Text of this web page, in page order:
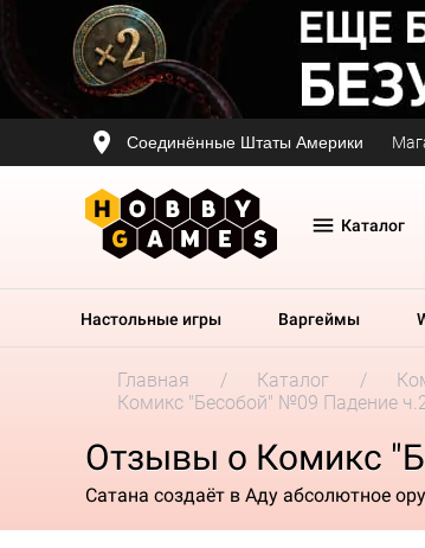
Соединённые Штаты Америки
Каталог
Настольные игры Варгеймы
Главная Каталог
Комикс "Бесобой" №09 Падение
Отзывы о Комикс
Сатана создаёт в Аду абсолютное